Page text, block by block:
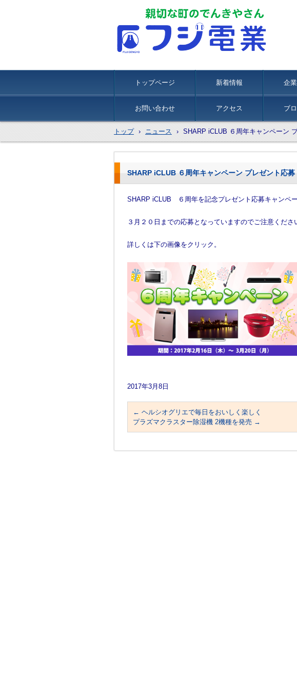
トップページ 新着情報 企
お問い合わせ アクセス ブ
トップ › ニュース › SHARP iCLUB ６周年キャンペーン
SHARP iCLUB ６周年キャンペーン プレゼント応募
SHARP iCLUB ６周年を記念プレゼント応募キャンペー
３月２０日までの応募となっていますのでご注意くださ
詳しくは下の画像をクリック。
2017年3月8日
← ヘルシオグリエで毎日をおいしく楽しく
プラズマクラスター除湿機 2機種を発売 →